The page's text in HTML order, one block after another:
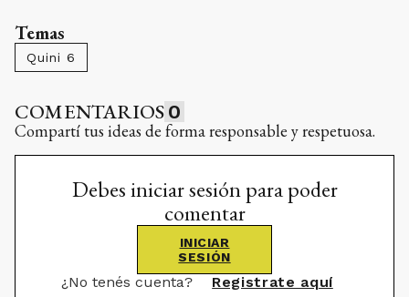
Temas
Quini 6
COMENTARIOS 0
Compartí tus ideas de forma responsable y respetuosa.
Debes iniciar sesión para poder
comentar
INICIAR
SESIÓN
¿No tenés cuenta? Registrate aquí